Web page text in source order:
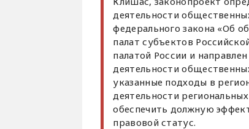
деятельности
федерального закона «Об
палат субъектов
палатой России и
деятельности
указанные подходы в
деятельности
обеспечить должную
правовой статус.